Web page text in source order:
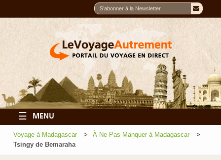
☰ MENU
Voyage à Madagascar
À Ne Pas Manquer à Madagascar
Tsingy de Bemaraha